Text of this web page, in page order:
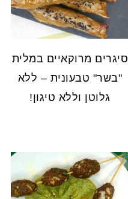
סיגרים מרוקאיים במלית
"בשר" טבעונית – ללא
גלוטן וללא טיגון!